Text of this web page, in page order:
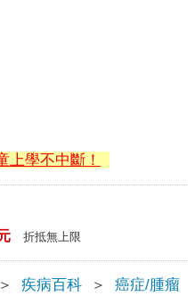
上學不中斷！
折抵無上限
＞ 疾病百科 ＞ 癌症/腫瘤